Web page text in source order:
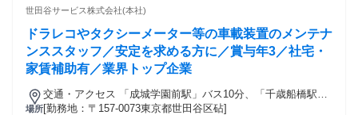
着実に成長したい方 ●技術を学びながら、自分の将来の可能
備士、バイク整備士、バイク、二輪整備、 サービスエンジニ
ア、整備、オートバイ、 機械メンテナンス、修理メンテナン
ス、 メカニック、車検、点検 など
世田谷サービス株式会社(本社)
ドラレコやタクシーメーター等の車載装置のメンテナ
ンススタッフ／安定を求める方に／賞与年3／社宅・
家賃補助有／業界トップ企業
場所
交通・アクセス 「成城学園前駅」バス10分、「千歳船橋駅」
バス4分
[勤務地：〒157-0073東京都世田谷区砧]